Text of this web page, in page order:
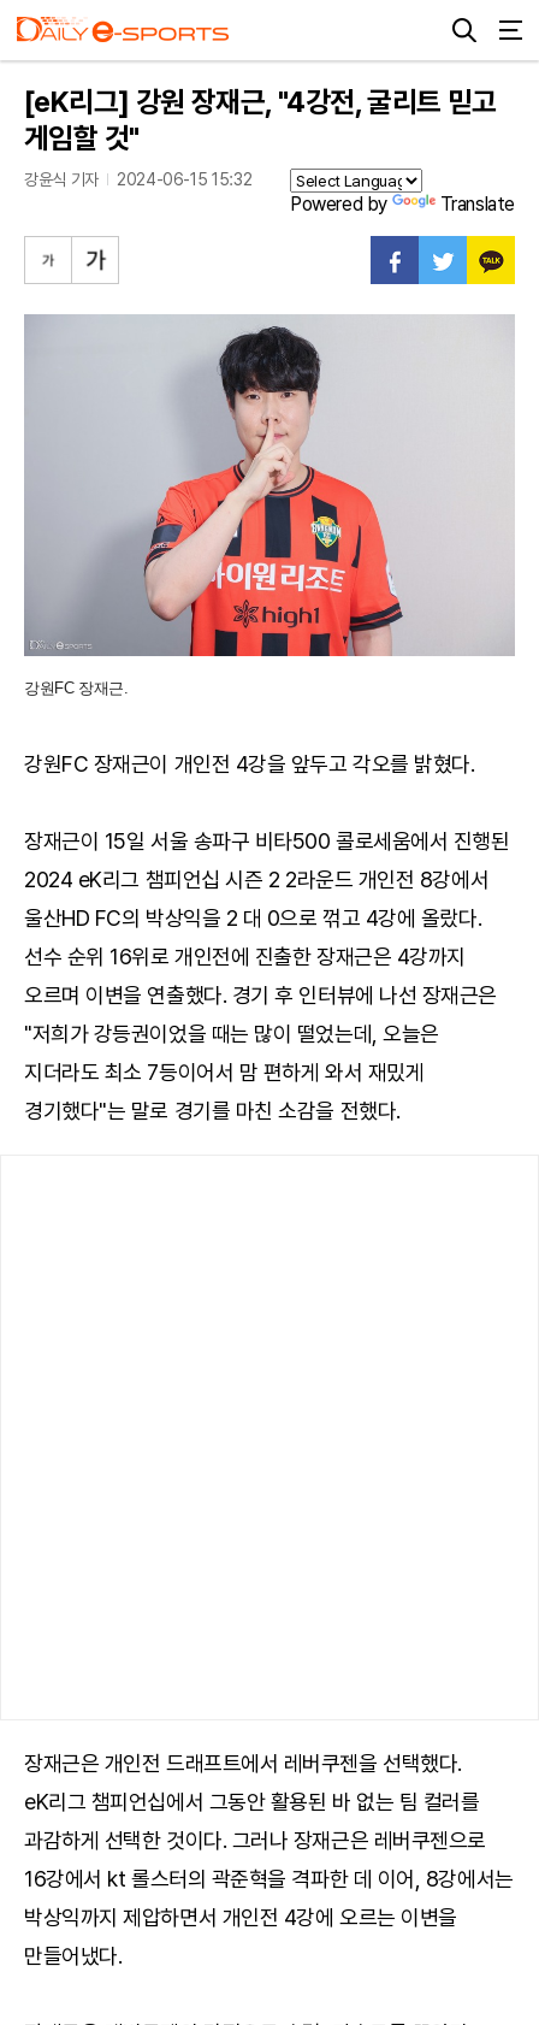
[eK리그] 강원 장재근, "4강전, 굴리트 믿고
게임할 것"
강윤식 기자 2024-06-15 15:32
Powered by Translate
강원FC 장재근.
강원FC 장재근이 개인전 4강을 앞두고 각오를 밝혔다.
장재근이 15일 서울 송파구 비타500 콜로세움에서 진행된
2024 eK리그 챔피언십 시즌 2 2라운드 개인전 8강에서
울산HD FC의 박상익을 2 대 0으로 꺾고 4강에 올랐다.
선수 순위 16위로 개인전에 진출한 장재근은 4강까지
오르며 이변을 연출했다. 경기 후 인터뷰에 나선 장재근은
"저희가 강등권이었을 때는 많이 떨었는데, 오늘은
지더라도 최소 7등이어서 맘 편하게 와서 재밌게
경기했다"는 말로 경기를 마친 소감을 전했다.
장재근은 개인전 드래프트에서 레버쿠젠을 선택했다.
eK리그 챔피언십에서 그동안 활용된 바 없는 팀 컬러를
과감하게 선택한 것이다. 그러나 장재근은 레버쿠젠으로
16강에서 kt 롤스터의 곽준혁을 격파한 데 이어, 8강에서는
박상익까지 제압하면서 개인전 4강에 오르는 이변을
만들어냈다.